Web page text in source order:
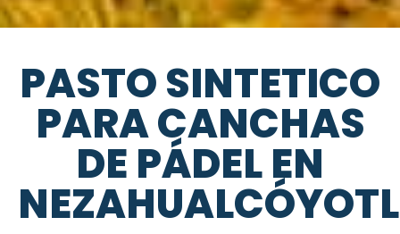
PASTO SINTETICO
PARA CANCHAS
DE PÁDEL EN
NEZAHUALCÓYOTL